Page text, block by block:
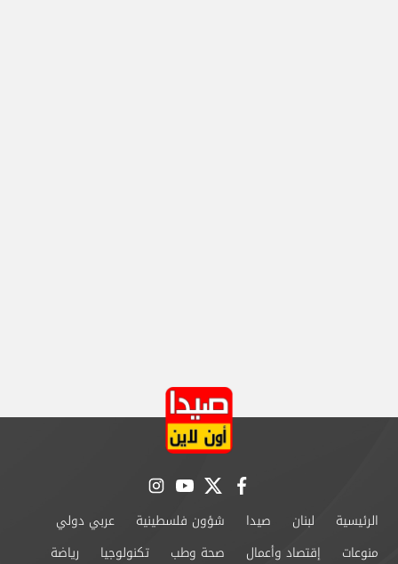
facebook
twitter
youtube
instagram
الرئيسية لبنان صيدا شؤون فلسطينية
عربي دولي
منوعات
إقتصاد وأعمال صحة وطب تكنولوجيا رياضة